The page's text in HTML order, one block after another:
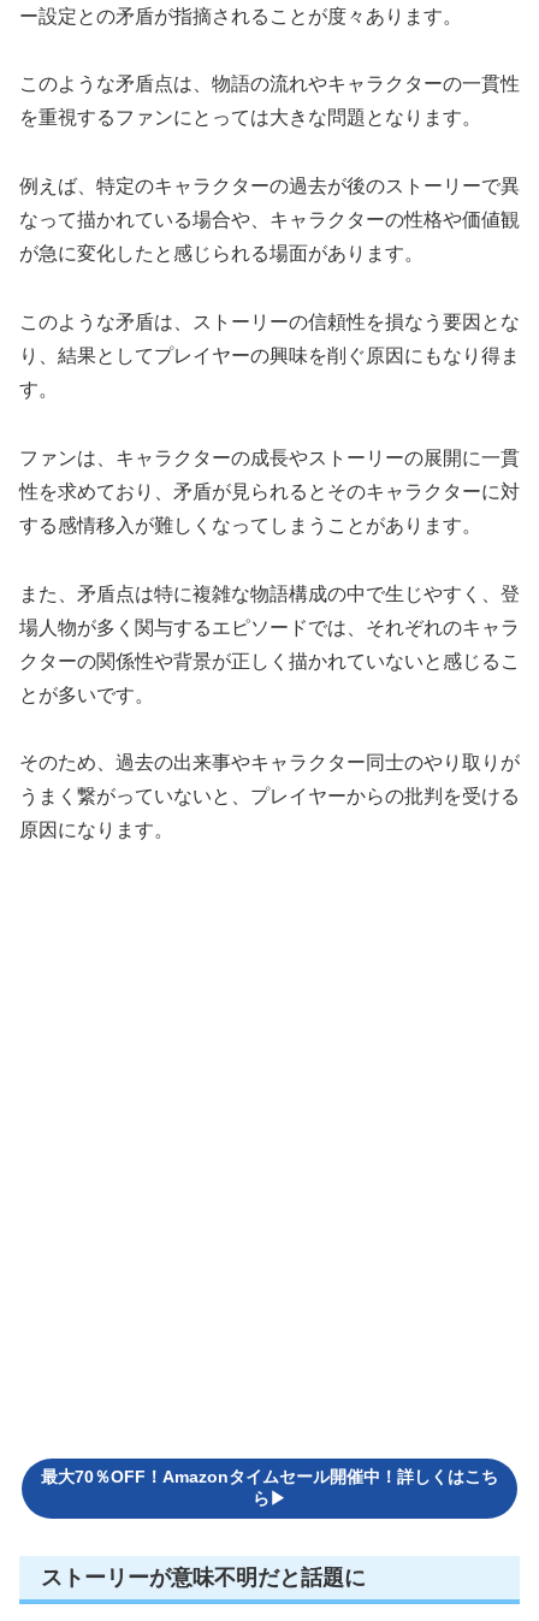
ー設定との矛盾が指摘されることが度々あります。
このような矛盾点は、物語の流れやキャラクターの一貫性
を重視するファンにとっては大きな問題となります。
例えば、特定のキャラクターの過去が後のストーリーで異
なって描かれている場合や、キャラクターの性格や価値観
が急に変化したと感じられる場面があります。
このような矛盾は、ストーリーの信頼性を損なう要因とな
り、結果としてプレイヤーの興味を削ぐ原因にもなり得ま
す。
ファンは、キャラクターの成長やストーリーの展開に一貫
性を求めており、矛盾が見られるとそのキャラクターに対
する感情移入が難しくなってしまうことがあります。
また、矛盾点は特に複雑な物語構成の中で生じやすく、登
場人物が多く関与するエピソードでは、それぞれのキャラ
クターの関係性や背景が正しく描かれていないと感じるこ
とが多いです。
そのため、過去の出来事やキャラクター同士のやり取りが
うまく繋がっていないと、プレイヤーからの批判を受ける
原因になります。
最大70％OFF！Amazonタイムセール開催中！詳しくはこち
ら▶
ストーリーが意味不明だと話題に